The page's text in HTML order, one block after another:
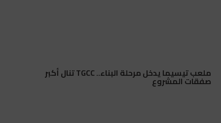
ملعب تيسيما يدخل مرحلة البناء.. TGCC تنال أكبر
صفقات المشروع